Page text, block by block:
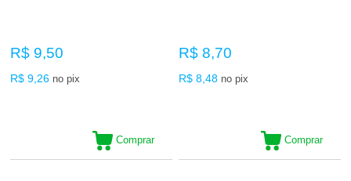
R$ 9,50
R$ 9,26 no pix
Comprar
R$ 8,70
R$ 8,48 no pix
Comprar